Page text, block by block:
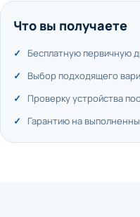
Что вы получаете
Бесплатную первичную
Выбор подходящего
Проверку устройства
Гарантию на